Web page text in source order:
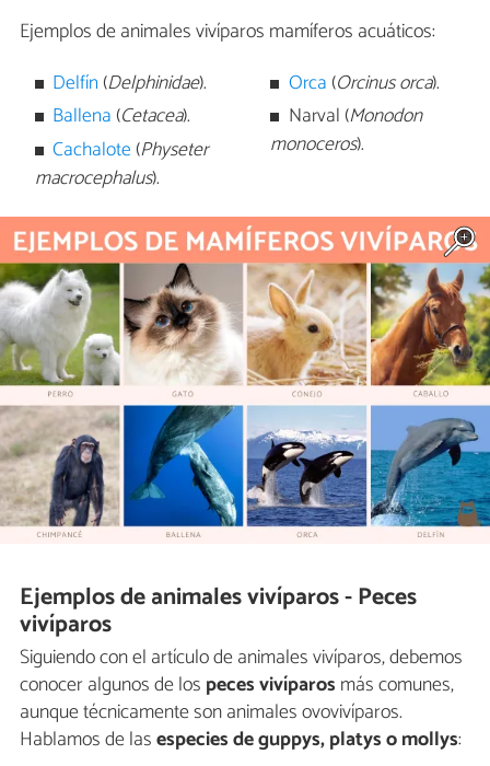
Ejemplos de animales vivíparos mamíferos acuáticos:
Delfín (Delphinidae).
Ballena (Cetacea).
Cachalote (Physeter
macrocephalus).
Orca (Orcinus orca).
Narval (Monodon
monoceros).
Ejemplos de animales vivíparos - Peces
vivíparos
Siguiendo con el artículo de animales vivíparos, debemos
conocer algunos de los peces vivíparos más comunes,
aunque técnicamente son animales ovovivíparos.
Hablamos de lasespecies de guppys, platys o mollys: